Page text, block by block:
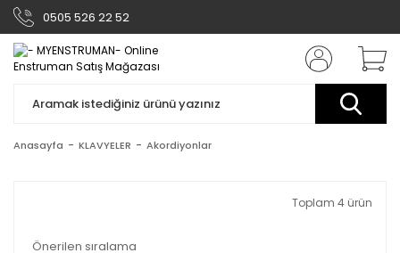
0505 526 22 52
Anasayfa KLAVYELER Akordiyonlar
Toplam 4 ürün